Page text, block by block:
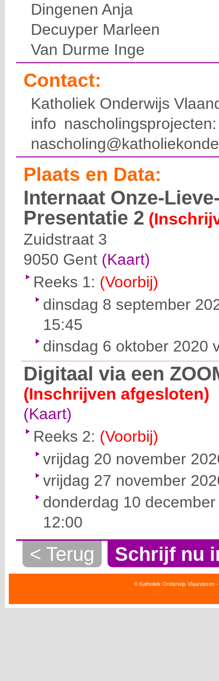
Dingenen Anja
Decuyper Marleen
Van Durme Inge
Contact:
Katholiek Onderwijs
info
Plaats en Data:
Internaat Onze-
Presentatie 2
Zuidstraat 3
9050 Gent (Kaart)
Reeks 1: (Voorbij)
dinsdag 8 september
15:45
dinsdag 6 oktober 2020
Digitaal via een
(Inschrijven afgesloten)
(Kaart)
Reeks 2: (Voorbij)
vrijdag 20 november
vrijdag 27 november
donderdag 10
12:00
< Terug Schrijf nu
© Katholiek Onderwijs Vlaanderen